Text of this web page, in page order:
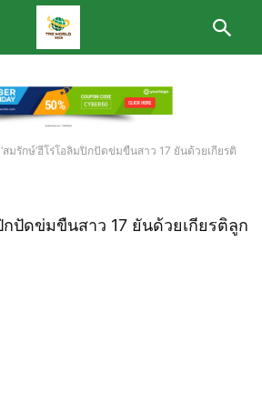
‘สมรักษ์’ฮีโร่โอลิมปิกปัดข่มขืนสาว 17 ยันด้วยเกียรติ
กปัดข่มขืนสาว 17 ยันด้วยเกียรติลูก